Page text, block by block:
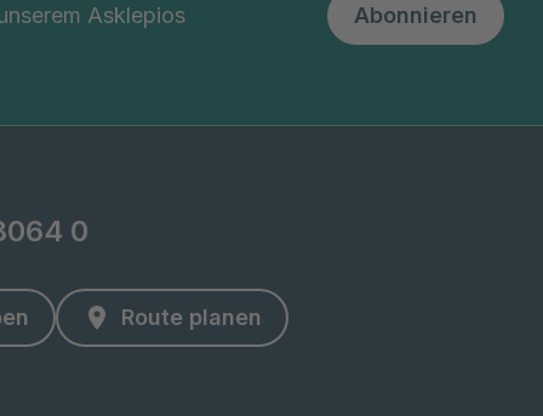
Asklepios
Abonnieren
0
Route planen